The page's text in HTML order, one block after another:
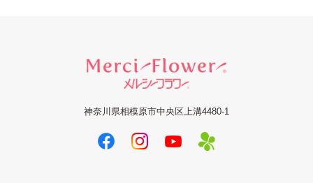
神奈川県相模原市中央区上溝4480-1